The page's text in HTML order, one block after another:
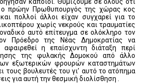
ο πρώην Πρωθυπουργός της χώρας κος
πολλοί άλλοι είχαν συγχαρεί για το
χωρίς νεκρούς και τραυματίες
αυτό επίτευγμα σε ολόκληρο τον
Πρόεδρο της Νέας Δημοκρατίας να
η επαίσχυντη διάταξη περί
της φυλακής Δομοκού από άλλο
εξωτερικών φρουρών καταστημάτων
τους βουλευτές του γι’ αυτό το ατόπημα
για αυτή την θεσμική διολίσθηση .